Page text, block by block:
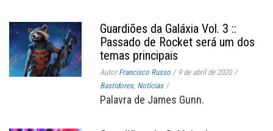
Guardiões da Galáxia Vol. 3 ::
Passado de Rocket será um dos
temas principais
AutorFrancisco Russo / 9 de abril de 2020 /
Bastidores, Notícias /
Palavra de James Gunn.